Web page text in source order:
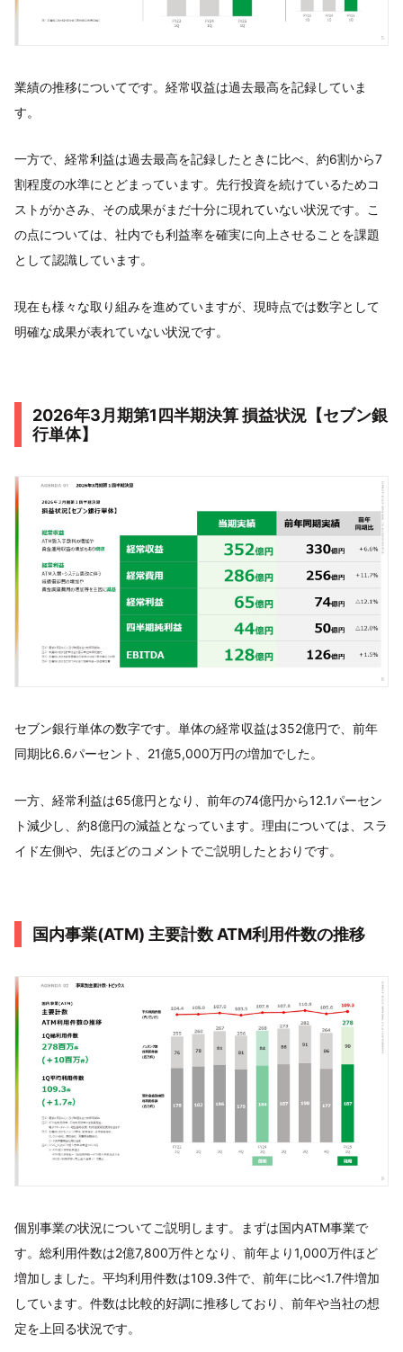
業績の推移についてです。経常収益は過去最高を記録していま
す。
一方で、経常利益は過去最高を記録したときに比べ、約6割から7
割程度の水準にとどまっています。先行投資を続けているためコ
ストがかさみ、その成果がまだ十分に現れていない状況です。こ
の点については、社内でも利益率を確実に向上させることを課題
として認識しています。
現在も様々な取り組みを進めていますが、現時点では数字として
明確な成果が表れていない状況です。
2026年3月期第1四半期決算 損益状況【セブン銀
行単体】
セブン銀行単体の数字です。単体の経常収益は352億円で、前年
同期比6.6パーセント、21億5,000万円の増加でした。
一方、経常利益は65億円となり、前年の74億円から12.1パーセン
ト減少し、約8億円の減益となっています。理由については、スラ
イド左側や、先ほどのコメントでご説明したとおりです。
国内事業(ATM) 主要計数 ATM利用件数の推移
個別事業の状況についてご説明します。まずは国内ATM事業で
す。総利用件数は2億7,800万件となり、前年より1,000万件ほど
増加しました。平均利用件数は109.3件で、前年に比べ1.7件増加
しています。件数は比較的好調に推移しており、前年や当社の想
定を上回る状況です。